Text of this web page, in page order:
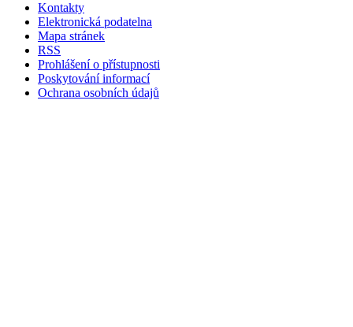
Kontakty
Elektronická podatelna
Mapa stránek
RSS
Prohlášení o přístupnosti
Poskytování informací
Ochrana osobních údajů